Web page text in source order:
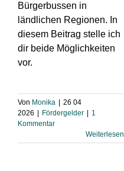
Bürgerbussen in
ländlichen Regionen. In
diesem Beitrag stelle ich
dir beide Möglichkeiten
vor.
Von Monika
26 04
2026
Fördergelder
1
Kommentar
Weiterlesen